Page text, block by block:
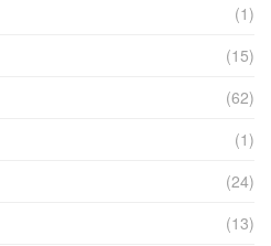
(1)
(15)
(62)
(1)
(24)
(13)